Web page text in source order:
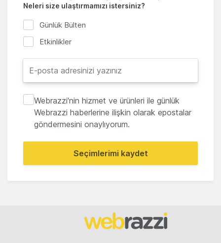
Neleri size ulaştırmamızı istersiniz?
Günlük Bülten
Etkinlikler
Webrazzi'nin hizmet ve ürünleri ile günlük
Webrazzi haberlerine ilişkin olarak epostalar
göndermesini onaylıyorum.
Seçimlerimi kaydet